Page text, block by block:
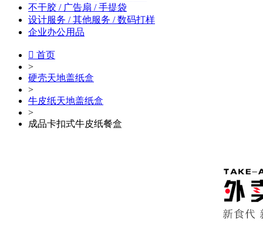
不干胶 / 广告扇 / 手提袋
设计服务 / 其他服务 / 数码打样
企业办公用品
 首页
>
硬壳天地盖纸盒
>
牛皮纸天地盖纸盒
>
成品卡扣式牛皮纸餐盒